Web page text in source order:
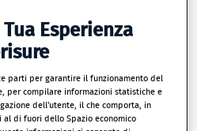
Esperienza
parti per garantire il funzionamento del
per compilare informazioni statistiche e
dell'utente, il che comporta, in
di fuori dello Spazio economico